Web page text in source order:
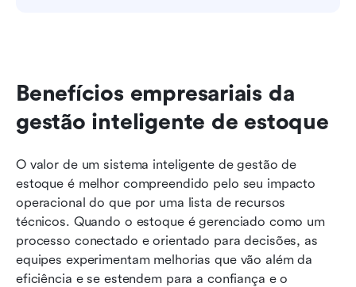
Benefícios empresariais da
gestão inteligente de estoque
O valor de um sistema inteligente de gestão de
estoque é melhor compreendido pelo seu impacto
operacional do que por uma lista de recursos
técnicos. Quando o estoque é gerenciado como um
processo conectado e orientado para decisões, as
equipes experimentam melhorias que vão além da
eficiência e se estendem para a confiança e o